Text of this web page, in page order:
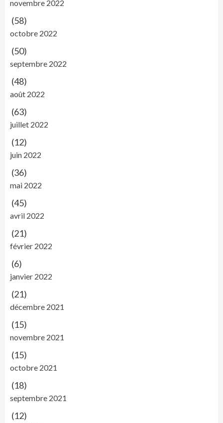
novembre 2022
(58)
octobre 2022
(50)
septembre 2022
(48)
août 2022
(63)
juillet 2022
(12)
juin 2022
(36)
mai 2022
(45)
avril 2022
(21)
février 2022
(6)
janvier 2022
(21)
décembre 2021
(15)
novembre 2021
(15)
octobre 2021
(18)
septembre 2021
(12)